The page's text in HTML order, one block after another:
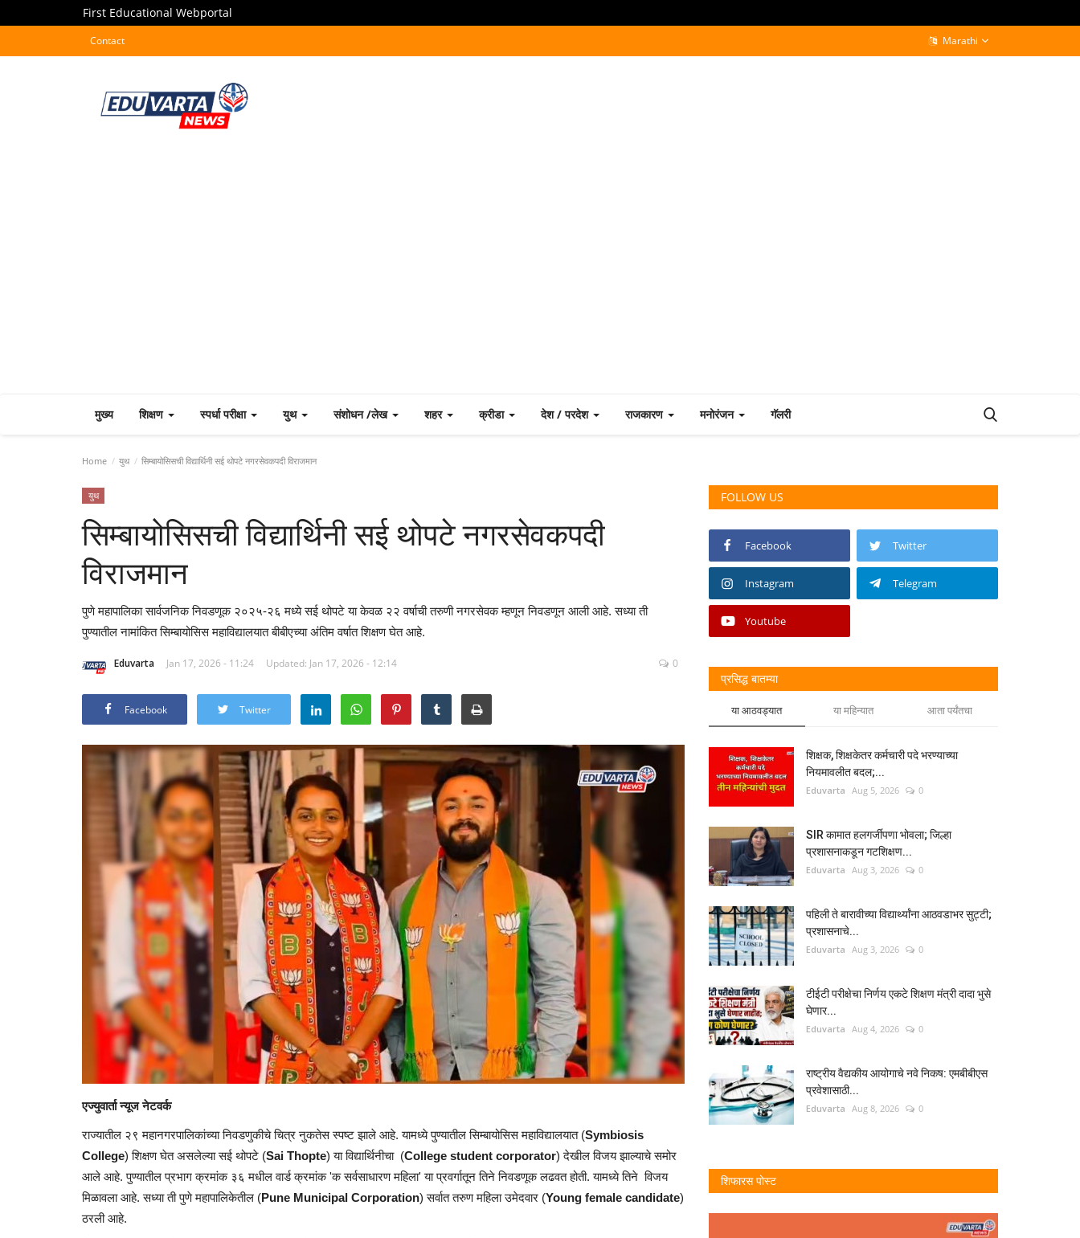
First Educational Webportal
Contact Marathi
मुख्य शिक्षण स्पर्धा परीक्षा युथ संशोधन /लेख शहर क्रीडा देश / परदेश राजकारण मनोरंजन गॅलरी
Home युथ सिम्बायोसिसची विद्यार्थिनी सई थोपटे नगरसेवकपदी विराजमान
युथ
सिम्बायोसिसची विद्यार्थिनी सई थोपटे नगरसेवकपदी
विराजमान
पुणे महापालिका सार्वजनिक निवडणूक २०२५-२६ मध्ये सई थोपटे या केवळ २२ वर्षाची तरुणी नगरसेवक म्हणून निवडणून आली आहे. सध्या ती
पुण्यातील नामांकित सिम्बायोसिस महाविद्यालयात बीबीएच्या अंतिम वर्षात शिक्षण घेत आहे.
Eduvarta Jan 17, 2026 - 11:24 Updated: Jan 17, 2026 - 12:14 0
Facebook Twitter
एज्युवार्ता न्यूज नेटवर्क
राज्यातील २९ महानगरपालिकांच्या निवडणुकीचे चित्र नुकतेस स्पष्ट झाले आहे. यामध्ये पुण्यातील सिम्बायोसिस महाविद्यालयात (Symbiosis
College) शिक्षण घेत असलेल्या सई थोपटे (Sai Thopte) या विद्यार्थिनीचा (College student corporator) देखील विजय झाल्याचे समोर
आले आहे. पुण्यातील प्रभाग क्रमांक ३६ मधील वार्ड क्रमांक 'क सर्वसाधारण महिला' या प्रवर्गातून तिने निवडणूक लढवत होती. यामध्ये तिने विजय
मिळावला आहे. सध्या ती पुणे महापालिकेतील (Pune Municipal Corporation) सर्वात तरुण महिला उमेदवार (Young female candidate)
ठरली आहे.
FOLLOW US
Facebook Twitter
Instagram Telegram
Youtube
प्रसिद्ध बातम्या
या आठवड्यात या महिन्यात आता पर्यंतचा
शिक्षक, शिक्षकेतर कर्मचारी पदे भरण्याच्या
नियमावलीत बदल;...
Eduvarta Aug 5, 2026 0
SIR कामात हलगर्जीपणा भोवला; जिल्हा
प्रशासनाकडून गटशिक्षण...
Eduvarta Aug 3, 2026 0
पहिली ते बारावीच्या विद्यार्थ्यांना आठवडाभर सुट्टी;
प्रशासनाचे...
Eduvarta Aug 3, 2026 0
टीईटी परीक्षेचा निर्णय एकटे शिक्षण मंत्री दादा भुसे
घेणार...
Eduvarta Aug 4, 2026 0
राष्ट्रीय वैद्यकीय आयोगाचे नवे निकष: एमबीबीएस
प्रवेशासाठी...
Eduvarta Aug 8, 2026 0
शिफारस पोस्ट